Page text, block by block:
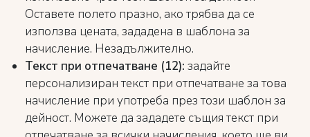
Оставете полето празно, ако трябва да се
използва цената, зададена в шаблона за
начисление. Незадължително.
Текст при отпечатване (12): задайте
персонализиран текст при отпечатване за това
начисление при употреба през този шаблон за
дейност. Можете да зададете същия текст при